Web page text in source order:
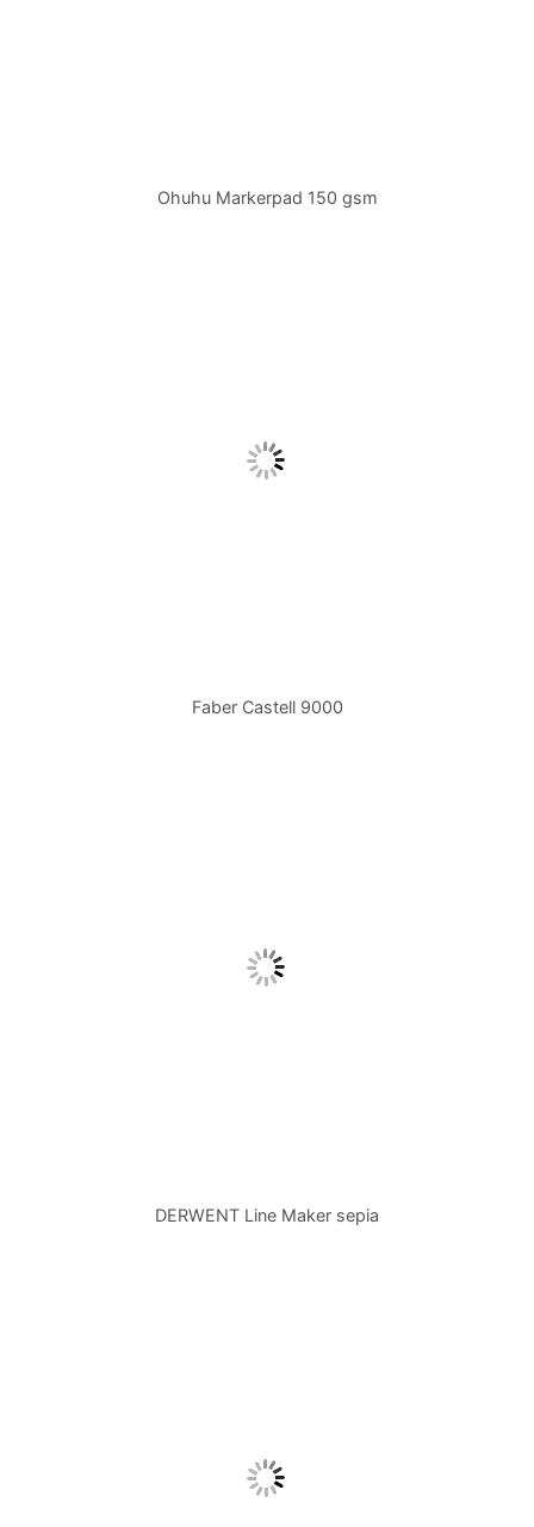
Ohuhu Markerpad 150 gsm
Faber Castell 9000
DERWENT Line Maker sepia